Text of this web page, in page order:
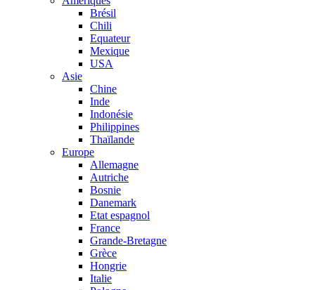
Brésil
Chili
Equateur
Mexique
USA
Asie
Chine
Inde
Indonésie
Philippines
Thaïlande
Europe
Allemagne
Autriche
Bosnie
Danemark
Etat espagnol
France
Grande-Bretagne
Grèce
Hongrie
Italie